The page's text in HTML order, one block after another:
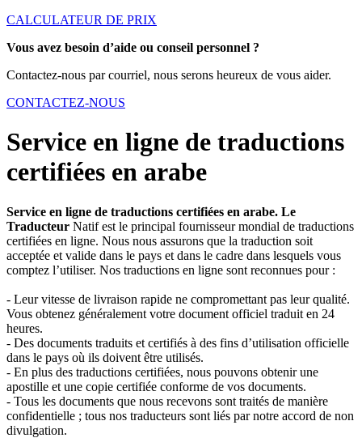
CALCULATEUR DE PRIX
Vous avez besoin d’aide ou conseil personnel ?
Contactez-nous par courriel, nous serons heureux de vous aider.
CONTACTEZ-NOUS
Service en ligne de traductions
certifiées en arabe
Service en ligne de traductions certifiées en arabe. Le
Traducteur Natif est le principal fournisseur mondial de traductions
certifiées en ligne. Nous nous assurons que la traduction soit
acceptée et valide dans le pays et dans le cadre dans lesquels vous
comptez l’utiliser. Nos traductions en ligne sont reconnues pour :
- Leur vitesse de livraison rapide ne compromettant pas leur qualité.
Vous obtenez généralement votre document officiel traduit en 24
heures.
- Des documents traduits et certifiés à des fins d’utilisation officielle
dans le pays où ils doivent être utilisés.
- En plus des traductions certifiées, nous pouvons obtenir une
apostille et une copie certifiée conforme de vos documents.
- Tous les documents que nous recevons sont traités de manière
confidentielle ; tous nos traducteurs sont liés par notre accord de non
divulgation.